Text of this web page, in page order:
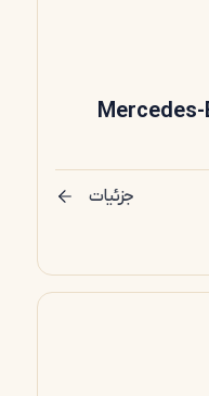
جزئیات